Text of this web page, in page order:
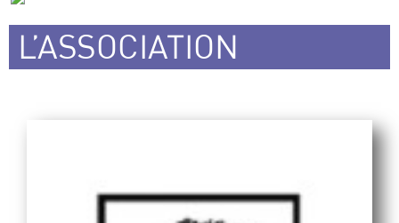
L’ASSOCIATION